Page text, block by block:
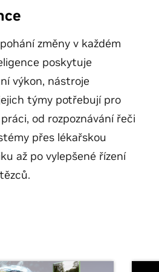
změny v každém
poskytuje
výkon, nástroje
týmy potřebují pro
od rozpoznávání řeči
přes lékařskou
až po vylepšené řízení